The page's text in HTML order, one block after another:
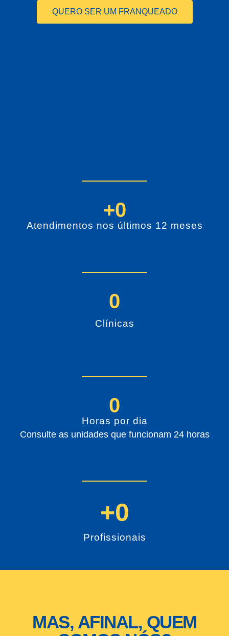
QUERO SER UM FRANQUEADO
Atendimentos nos últimos 12 meses
+0
Clínicas
0
Horas por dia
0
Consulte as unidades que funcionam 24 horas
Profissionais
+0
MAS, AFINAL, QUEM